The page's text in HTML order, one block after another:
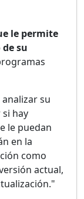
le permite
su
su
hay
le puedan
en la
como
actual,